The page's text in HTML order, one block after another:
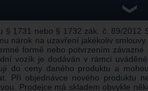
❯
1731 nebo § 1732 zák. č. 89/
nárok na uzavření jakékoliv
formě nebo potvrzením
vozík je dodáván v rámci
do ceny daného produktu a
Při objednávce nového
Prodejce má skladem obvykle